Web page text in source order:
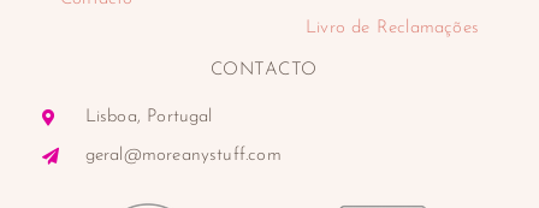
Livro de Reclamações
CONTACTO
Lisboa, Portugal
geral@moreanystuff.com